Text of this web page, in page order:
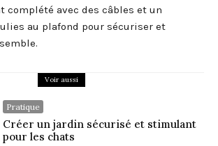
complété avec des câbles et un
au plafond pour sécuriser et
Voir aussi
Pratique
Créer un jardin sécurisé et stimulant
pour les chats